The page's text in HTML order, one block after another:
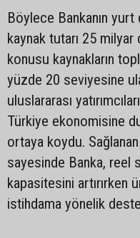
Böylece Bankanın yurt
kaynak tutarı 25
konusu kaynakların
yüzde 20 seviyesine
uluslararası
Türkiye ekonomisine
ortaya koydu.
sayesinde Banka, reel
kapasitesini artırırken
istihdama yönelik